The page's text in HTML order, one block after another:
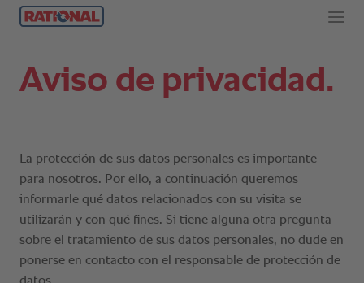
Aviso de privacidad.